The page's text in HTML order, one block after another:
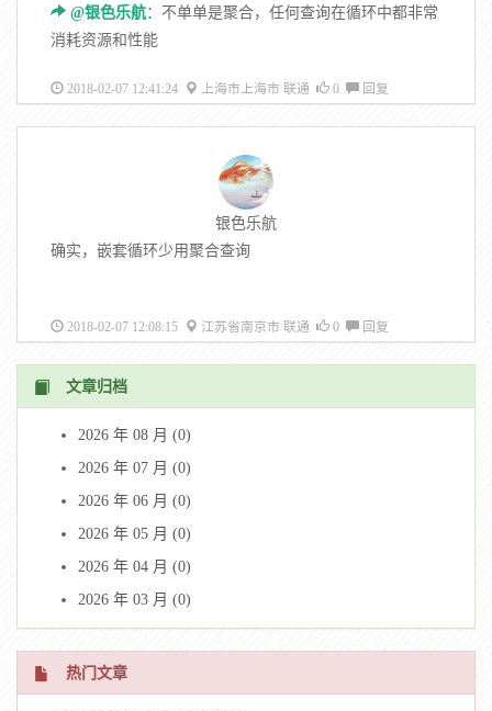
@银色乐航：不单单是聚合，任何查询在循环中都非常
消耗资源和性能
2018-02-07 12:41:24 上海市上海市 联通 0 回复
银色乐航
确实，嵌套循环少用聚合查询
2018-02-07 12:08:15 江苏省南京市 联通 0 回复
文章归档
2026 年 08 月 (0)
2026 年 07 月 (0)
2026 年 06 月 (0)
2026 年 05 月 (0)
2026 年 04 月 (0)
2026 年 03 月 (0)
热门文章